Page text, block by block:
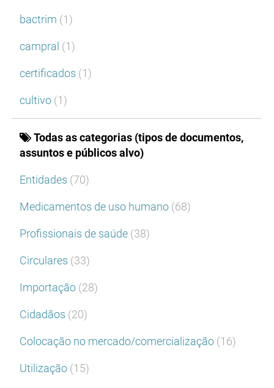
bactrim (1)
campral (1)
certificados (1)
cultivo (1)
Todas as categorias (tipos de documentos,
assuntos e públicos alvo)
Entidades (70)
Medicamentos de uso humano (68)
Profissionais de saúde (38)
Circulares (33)
Importação (28)
Cidadãos (20)
Colocação no mercado/comercialização (16)
Utilização (15)